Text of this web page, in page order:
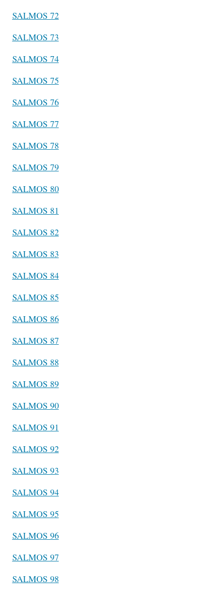
SALMOS 72
SALMOS 73
SALMOS 74
SALMOS 75
SALMOS 76
SALMOS 77
SALMOS 78
SALMOS 79
SALMOS 80
SALMOS 81
SALMOS 82
SALMOS 83
SALMOS 84
SALMOS 85
SALMOS 86
SALMOS 87
SALMOS 88
SALMOS 89
SALMOS 90
SALMOS 91
SALMOS 92
SALMOS 93
SALMOS 94
SALMOS 95
SALMOS 96
SALMOS 97
SALMOS 98